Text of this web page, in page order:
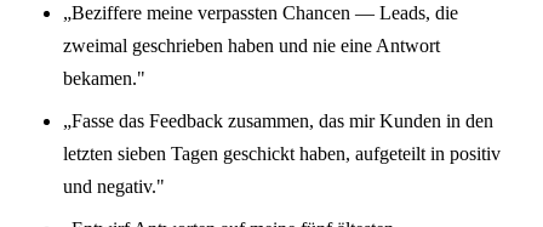
„Beziffere meine verpassten Chancen — Leads, die
zweimal geschrieben haben und nie eine Antwort
bekamen."
„Fasse das Feedback zusammen, das mir Kunden in den
letzten sieben Tagen geschickt haben, aufgeteilt in positiv
und negativ."